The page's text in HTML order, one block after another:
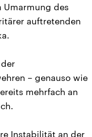
Umarmung des
auftretenden
– genauso wie
mehrfach an
Instabilität an der